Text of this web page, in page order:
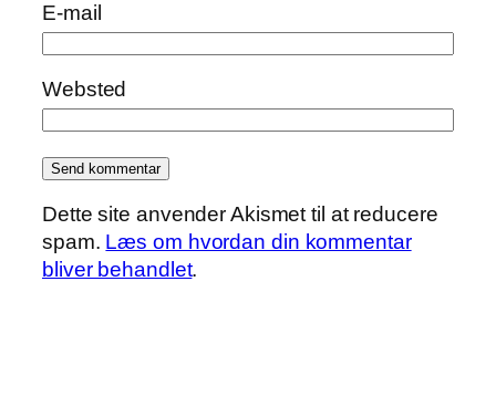
E-mail
Websted
Dette site anvender Akismet til at reducere
spam. Læs om hvordan din kommentar
bliver behandlet.